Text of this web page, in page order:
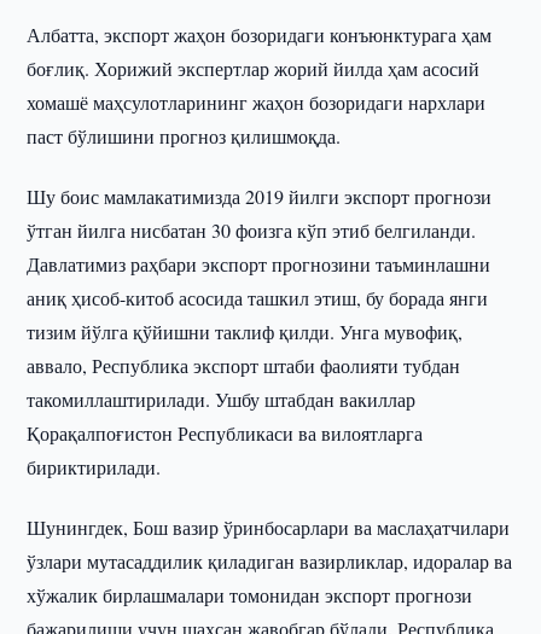
Албатта, экспорт жаҳон бозоридаги конъюнктурага ҳам
боғлиқ. Хорижий экспертлар жорий йилда ҳам асосий
хомашё маҳсулотларининг жаҳон бозоридаги нархлари
паст бўлишини прогноз қилишмоқда.
Шу боис мамлакатимизда 2019 йилги экспорт прогнози
ўтган йилга нисбатан 30 фоизга кўп этиб белгиланди.
Давлатимиз раҳбари экспорт прогнозини таъминлашни
аниқ ҳисоб-китоб асосида ташкил этиш, бу борада янги
тизим йўлга қўйишни таклиф қилди. Унга мувофиқ,
аввало, Республика экспорт штаби фаолияти тубдан
такомиллаштирилади. Ушбу штабдан вакиллар
Қорақалпоғистон Республикаси ва вилоятларга
бириктирилади.
Шунингдек, Бош вазир ўринбосарлари ва маслаҳатчилари
ўзлари мутасаддилик қиладиган вазирликлар, идоралар ва
хўжалик бирлашмалари томонидан экспорт прогнози
бажарилиши учун шахсан жавобгар бўлади. Республика